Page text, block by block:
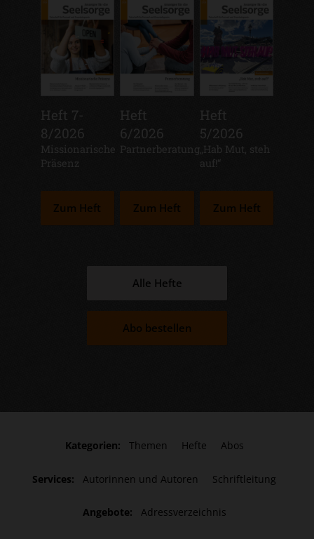
Heft 7-
8/2026
:
Missionarische
Präsenz
Zum Heft
Heft
6/2026
:
Partnerberatung
Zum Heft
Heft
5/2026
:„Hab Mut, steh
auf!“
Zum Heft
Alle Hefte
Abo bestellen
Kategorien: Themen Hefte Abos
Services: Autorinnen und Autoren Schriftleitung
Angebote: Adressverzeichnis